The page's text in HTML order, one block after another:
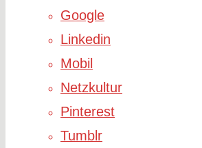
Google
Linkedin
Mobil
Netzkultur
Pinterest
Tumblr